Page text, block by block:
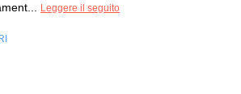
Leggere il seguito